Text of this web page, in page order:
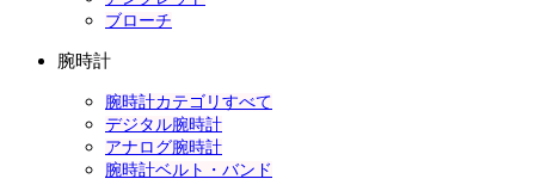
ブローチ
腕時計
腕時計カテゴリすべて
デジタル腕時計
アナログ腕時計
腕時計ベルト・バンド